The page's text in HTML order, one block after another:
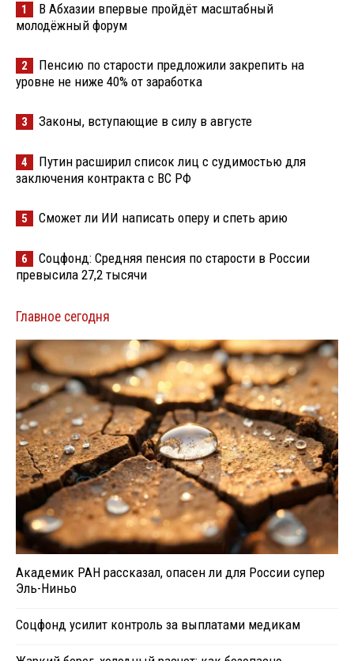
1
В Абхазии впервые пройдёт масштабный
молодёжный форум
2
Пенсию по старости предложили закрепить на
уровне не ниже 40% от заработка
3 Законы, вступающие в силу в августе
4
Путин расширил список лиц с судимостью для
заключения контракта с ВС РФ
5 Сможет ли ИИ написать оперу и спеть арию
6
Соцфонд: Средняя пенсия по старости в России
превысила 27,2 тысячи
Главное сегодня
Академик РАН рассказал, опасен ли для России супер
Эль-Ниньо
Соцфонд усилит контроль за выплатами медикам